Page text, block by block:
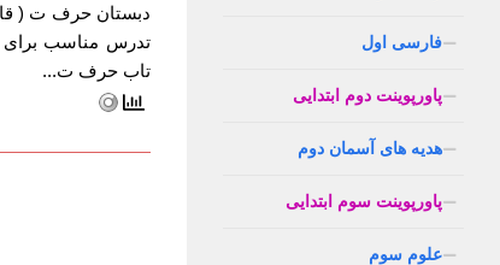
دبستان حرف ت (
تدرس مناسب برای
تاب حرف ت...
فارسی اول
پاورپوینت دوم ابتدایی
هدیه های آسمان دوم
پاورپوینت سوم ابتدایی
علوم سوم